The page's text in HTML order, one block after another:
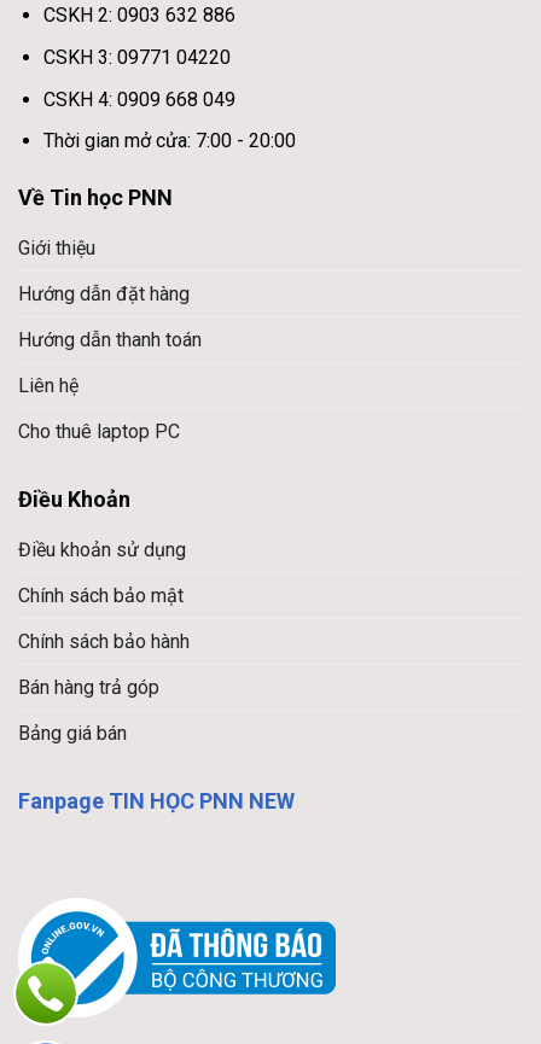
CSKH 2: 0903 632 886
CSKH 3: 09771 04220
CSKH 4: 0909 668 049
Thời gian mở cửa: 7:00 - 20:00
Về Tin học PNN
Giới thiệu
Hướng dẫn đặt hàng
Hướng dẫn thanh toán
Liên hệ
Cho thuê laptop PC
Điều Khoản
Điều khoản sử dụng
Chính sách bảo mật
Chính sách bảo hành
Bán hàng trả góp
Bảng giá bán
Fanpage TIN HỌC PNN NEW